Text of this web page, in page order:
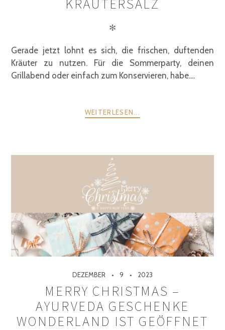
KRÄUTERSALZ
✻
Gerade jetzt lohnt es sich, die frischen, duftenden
Kräuter zu nutzen. Für die Sommerparty, deinen
Grillabend oder einfach zum Konservieren, habe....
WEITERLESEN...
DEZEMBER 9 2023
MERRY CHRISTMAS –
AYURVEDA GESCHENKE
WONDERLAND IST GEÖFFNET